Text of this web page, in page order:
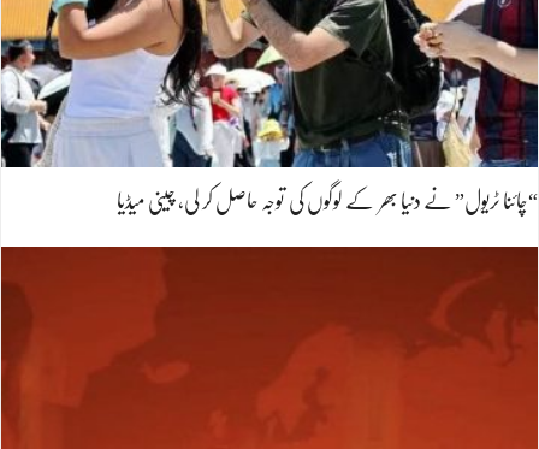
“چائنا ٹریول” نے دنیا بھر کے لوگوں کی توجہ حاصل کر لی، چینی میڈیا